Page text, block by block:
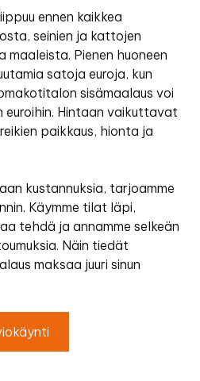
ennen kaikkea
seinien ja kattojen
maaleista. Pienen huoneen
satoja euroja, kun
sisämaalaus voi
euroihin. Hintaan vaikuttavat
paikkaus, hionta ja
kustannuksia, tarjoamme
Käymme tilat läpi,
tehdä ja annamme selkeän
Näin tiedät
maksaa juuri sinun